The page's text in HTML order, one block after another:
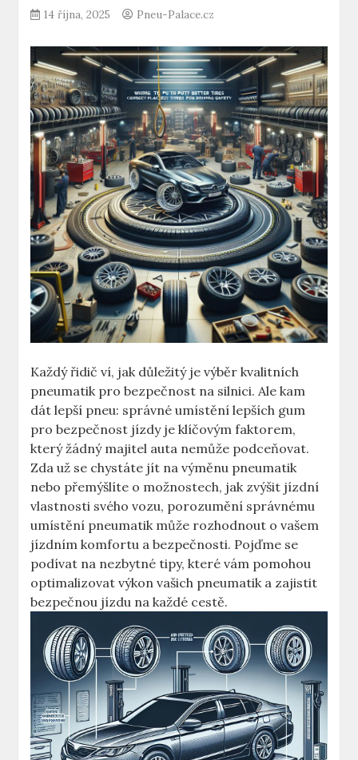
14 října, 2025 Pneu-Palace.cz
Každý řidič ví, jak důležitý je výběr kvalitních
pneumatik pro bezpečnost na silnici. Ale kam
dát lepší pneu: správné umístění lepších gum
pro bezpečnost jízdy je klíčovým faktorem,
který žádný majitel auta nemůže podceňovat.
Zda už se chystáte jít na výměnu pneumatik
nebo přemýšlíte o možnostech, jak zvýšit jízdní
vlastnosti svého vozu, porozumění správnému
umístění pneumatik může rozhodnout o vašem
jízdním komfortu a bezpečnosti. Pojďme se
podívat na nezbytné tipy, které vám pomohou
optimalizovat výkon vašich pneumatik a zajistit
bezpečnou jízdu na každé cestě.